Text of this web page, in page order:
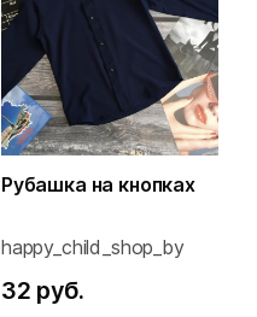
Рубашка на кнопках
happy_child_shop_by
32 руб.